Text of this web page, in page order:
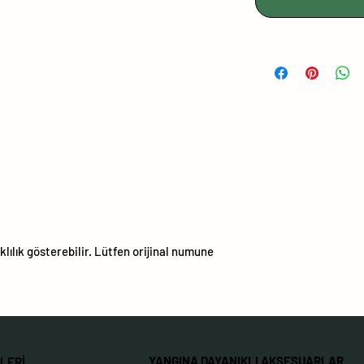
gösterebilir. Lütfen orijinal numune
YANGINA DAYANIKLI AKSESUARLAR